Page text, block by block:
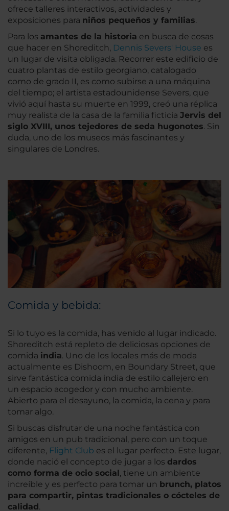
ofrece talleres interactivos, actividades y
exposiciones para niños pequeños y familias.
Para los amantes de la historia en busca de cosas
que hacer en Shoreditch, Dennis Severs' House es
un lugar de visita obligada. Recorrer este edificio de
cuatro plantas de estilo georgiano, catalogado
como de grado II, es como subirse a una máquina
del tiempo; el artista estadounidense Severs, que
vivió aquí hasta su muerte en 1999, creó una réplica
muy realista de la casa de la familia ficticia Jervis del
siglo XVIII, unos tejedores de seda hugonotes. Sin
duda, uno de los museos más fascinantes y
singulares de Londres.
Comida y bebida:
Si lo tuyo es la comida, has venido al lugar indicado.
Shoreditch está repleto de deliciosas opciones de
comida india. Uno de los locales más de moda
actualmente es Dishoom, en Boundary Street, que
sirve fantástica comida india de estilo callejero en
un espacio acogedor y con mucho ambiente.
Abierto para el desayuno, la comida, la cena y para
tomar algo.
Si buscas disfrutar de una noche fantástica con
amigos en un pub tradicional, pero con un toque
diferente, Flight Club es el lugar perfecto. Este lugar,
donde nació el concepto de jugar a los dardos
como forma de ocio social, tiene un ambiente
increíble y es perfecto para tomar un brunch, platos
para compartir, pintas tradicionales o cócteles de
calidad.